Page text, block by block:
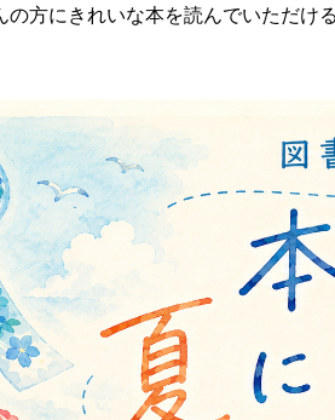
の方にきれいな本を読んでいただけ